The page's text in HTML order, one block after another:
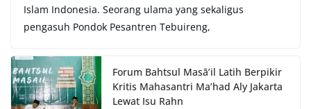
Islam Indonesia. Seorang ulama yang sekaligus
pengasuh Pondok Pesantren Tebuireng,
Forum Bahtsul Masā’il Latih Berpikir
Kritis Mahasantri Ma’had Aly Jakarta
Lewat Isu Rahn